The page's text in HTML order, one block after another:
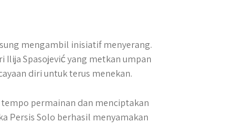
mengambil inisiatif menyerang.
Spasojević yang metkan umpan
diri untuk terus menekan.
permainan dan menciptakan
Persis Solo berhasil menyamakan